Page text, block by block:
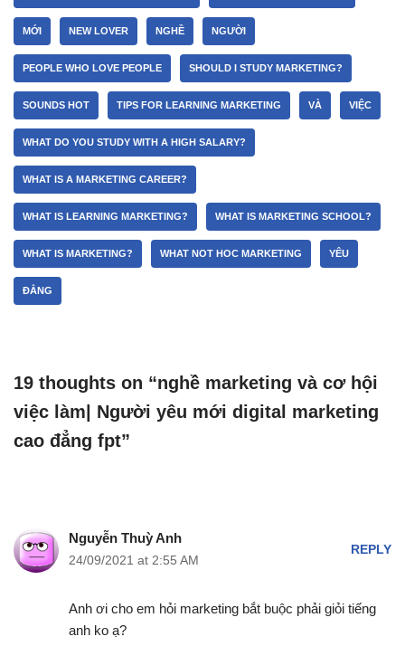
MỚI NEW LOVER NGHỀ NGƯỜI
PEOPLE WHO LOVE PEOPLE SHOULD I STUDY MARKETING?
SOUNDS HOT TIPS FOR LEARNING MARKETING VÀ VIỆC
WHAT DO YOU STUDY WITH A HIGH SALARY?
WHAT IS A MARKETING CAREER?
WHAT IS LEARNING MARKETING? WHAT IS MARKETING SCHOOL?
WHAT IS MARKETING? WHAT NOT HOC MARKETING YÊU
ĐẲNG
19 thoughts on “nghề marketing và cơ hội
việc làm| Người yêu mới digital marketing
cao đẳng fpt”
Nguyễn Thuỳ Anh
24/09/2021 at 2:55 AM
REPLY
Anh ơi cho em hỏi marketing bắt buộc phải giỏi tiếng
anh ko ạ?